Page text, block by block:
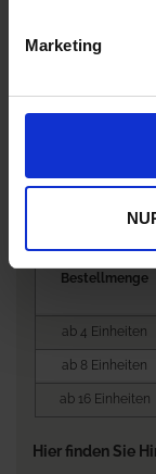
Marketing
Bestellmenge
ab 4 Einheiten
ab 8 Einheiten
ab 16 Einheiten
Hier finden Sie